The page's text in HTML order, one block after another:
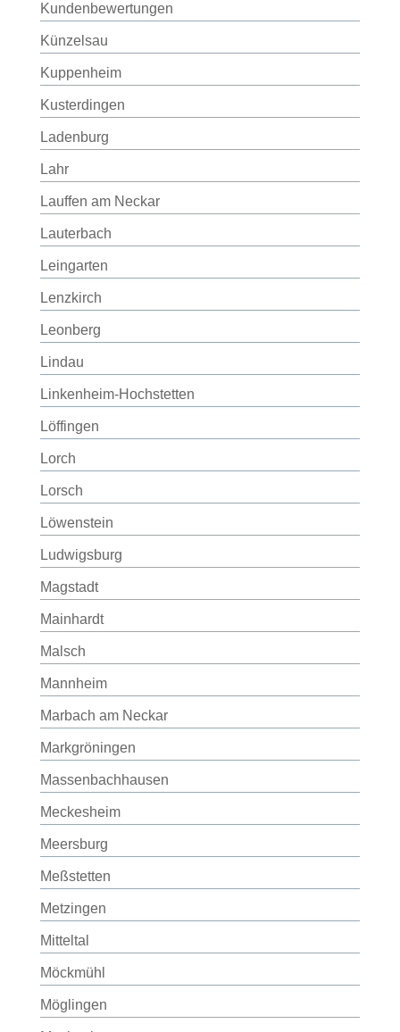
Kundenbewertungen
Künzelsau
Kuppenheim
Kusterdingen
Ladenburg
Lahr
Lauffen am Neckar
Lauterbach
Leingarten
Lenzkirch
Leonberg
Lindau
Linkenheim-Hochstetten
Löffingen
Lorch
Lorsch
Löwenstein
Ludwigsburg
Magstadt
Mainhardt
Malsch
Mannheim
Marbach am Neckar
Markgröningen
Massenbachhausen
Meckesheim
Meersburg
Meßstetten
Metzingen
Mitteltal
Möckmühl
Möglingen